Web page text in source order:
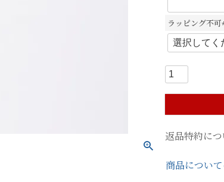
ラッピング不可
(
返品特約に
商品につい